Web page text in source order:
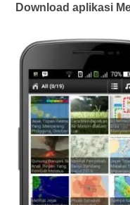
Download aplikasi